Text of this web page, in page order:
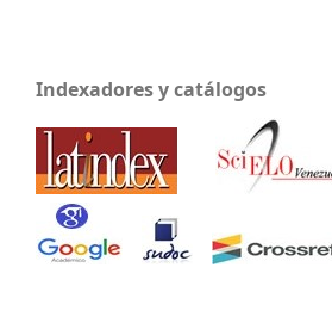
Indexadores y catálogos